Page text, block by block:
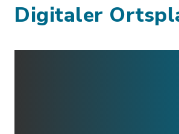
Digitaler